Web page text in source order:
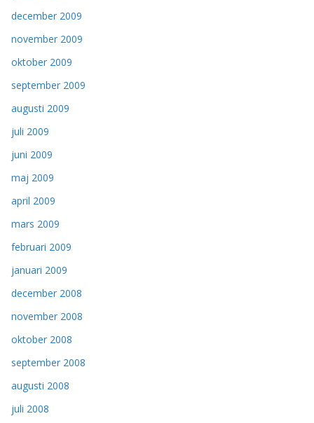
december 2009
november 2009
oktober 2009
september 2009
augusti 2009
juli 2009
juni 2009
maj 2009
april 2009
mars 2009
februari 2009
januari 2009
december 2008
november 2008
oktober 2008
september 2008
augusti 2008
juli 2008